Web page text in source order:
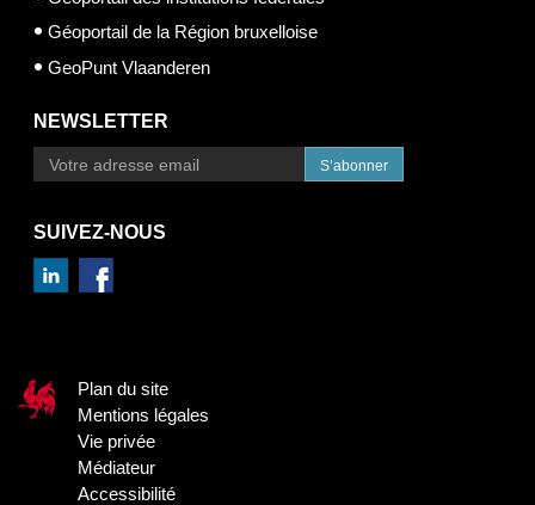
Géoportail de la Région bruxelloise
GeoPunt Vlaanderen
NEWSLETTER
S’abonner
SUIVEZ-NOUS
Plan du site
Mentions légales
Vie privée
Médiateur
Accessibilité